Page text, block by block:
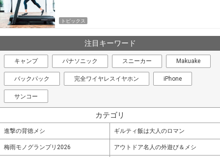
トピックス
注目キーワード
キャンプ パナソニック スニーカー Makuake
バックパック 完全ワイヤレスイヤホン iPhone
サンコー
カテゴリ
進撃の背徳メシ ギルティ飯は大人のロマン
梅雨モノグランプリ2026 アウトドア名人の外遊び＆メシ